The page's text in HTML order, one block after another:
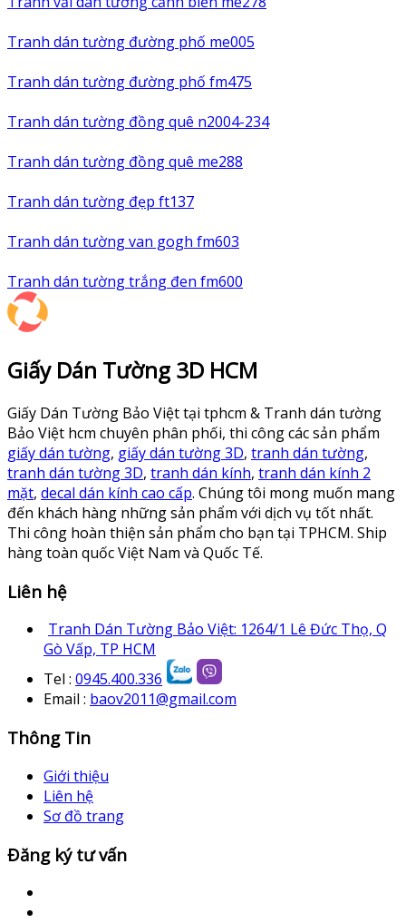
Tranh dán tường đường phố me005
Tranh dán tường đường phố fm475
Tranh dán tường đồng quê n2004-234
Tranh dán tường đồng quê me288
Tranh dán tường đẹp ft137
Tranh dán tường van gogh fm603
Tranh dán tường trắng đen fm600
Giấy Dán Tường 3D HCM
Giấy Dán Tường Bảo Việt tại tphcm & Tranh dán tường
Bảo Việt hcm chuyên phân phối, thi công các sản phẩm
giấy dán tường, giấy dán tường 3D, tranh dán tường,
tranh dán tường 3D, tranh dán kính, tranh dán kính 2
mặt, decal dán kính cao cấp. Chúng tôi mong muốn mang
đến khách hàng những sản phẩm với dịch vụ tốt nhất.
Thi công hoàn thiện sản phẩm cho bạn tại TPHCM. Ship
hàng toàn quốc Việt Nam và Quốc Tế.
Liên hệ
Tranh Dán Tường Bảo Việt: 1264/1 Lê Đức Thọ, Q
Gò Vấp, TP HCM
Tel : 0945.400.336
Email : baov2011@gmail.com
Thông Tin
Giới thiệu
Liên hệ
Sơ đồ trang
Đăng ký tư vấn